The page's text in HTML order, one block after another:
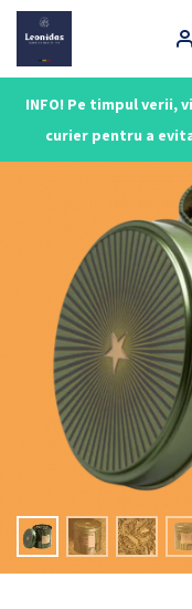
INFO! Pe timpul verii,
curier pentru a
Main Navigation